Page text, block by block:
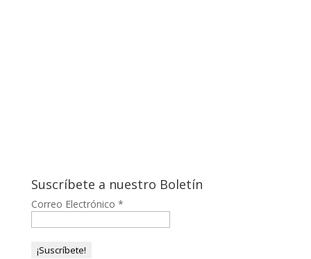
Suscríbete a nuestro Boletín
Correo Electrónico *